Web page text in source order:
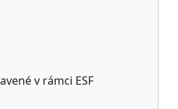
v rámci ESF